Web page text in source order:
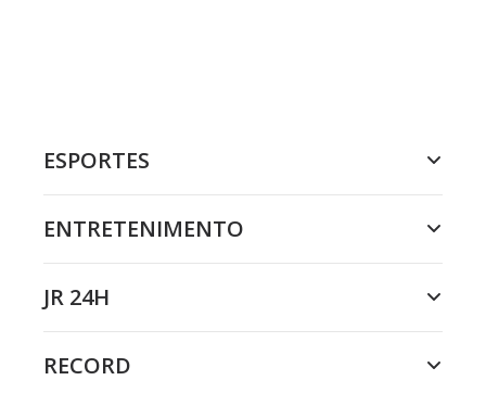
ESPORTES
ENTRETENIMENTO
JR 24H
RECORD